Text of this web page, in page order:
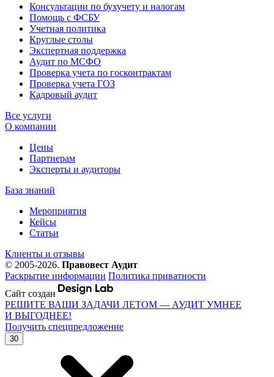
Консультации по бухучету и налогам
Помощь с ФСБУ
Учетная политика
Круглые столы
Экспертная поддержка
Аудит по МСФО
Проверка учета по госконтрактам
Проверка учета ГОЗ
Кадровый аудит
Все услуги
О компании
Цены
Партнерам
Эксперты и аудиторы
База знаний
Мероприятия
Кейсы
Статьи
Клиенты и отзывы
© 2005-2026. Правовест Аудит
Раскрытие информации Политика приватности
Сайт создан
РЕШИТЕ ВАШИ ЗАДАЧИ ЛЕТОМ — АУДИТ УМНЕЕ
И ВЫГОДНЕЕ!
Получить спецпредложение
30